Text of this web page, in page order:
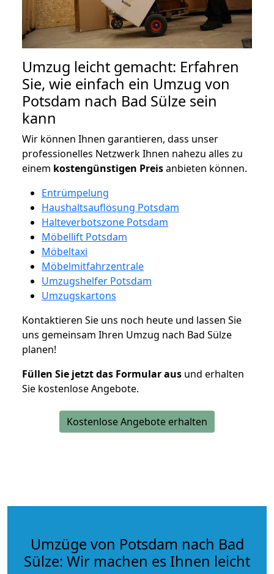
Umzug leicht gemacht: Erfahren
Sie, wie einfach ein Umzug von
Potsdam nach Bad Sülze sein
kann
Wir können Ihnen garantieren, dass unser
professionelles Netzwerk Ihnen nahezu alles zu
einem kostengünstigen Preisanbieten können.
Entrümpelung
Haushaltsauflösung Potsdam
Halteverbotszone Potsdam
Möbellift Potsdam
Möbeltaxi
Möbelmitfahrzentrale
Umzugshelfer Potsdam
Umzugskartons
Kontaktieren Sie uns noch heute und lassen Sie
uns gemeinsam Ihren Umzug nach Bad Sülze
planen!
Füllen Sie jetzt das Formular aus und erhalten
Sie kostenlose Angebote.
Kostenlose Angebote erhalten
Umzüge von Potsdam nach Bad
Sülze: Wir machen es Ihnen leicht